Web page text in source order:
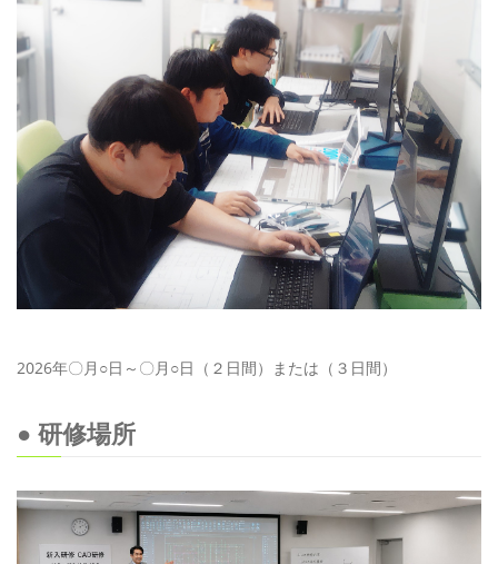
2026年〇月○日～〇月○日（２日間）または（３日間）
● 研修場所